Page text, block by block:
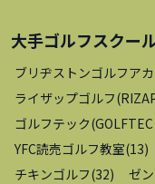
大手ゴルフスクー
ブリヂストンゴルフア
ライザップゴルフ
ゴルフテック
YFC読売ゴルフ教室(13)
チキンゴルフ(32) ゼ